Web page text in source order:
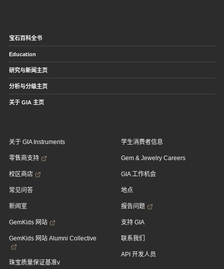
宝石百科全书
Education
研究与新闻主页
分析与分级主页
关于 GIA 主页
关于 GIA Instruments
零售商支持
校区商店
常见问答
新闻室
GemKids 网站
GemKids 网站 Alumni Collective
珠宝质量保证基准v
学生消费者信息
Gem & Jewelry Careers
GIA 工作机会
地点
报告问题
支持 GIA
联系我们
API 开发人员